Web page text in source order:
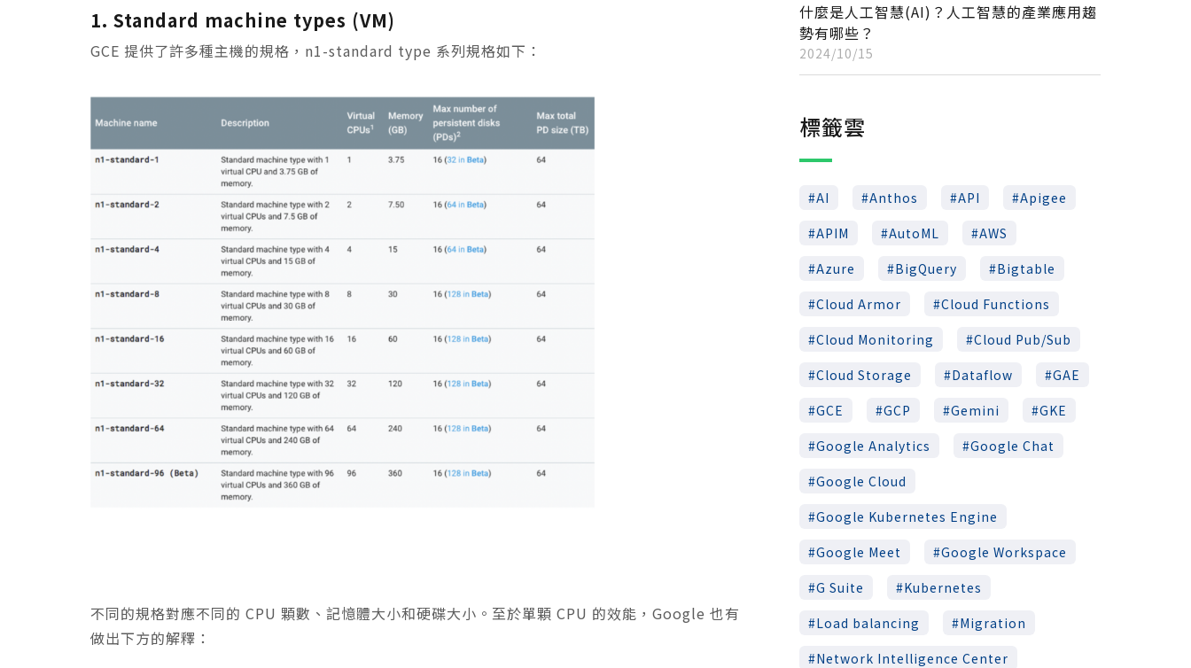
1. Standard machine types (VM)
GCE 提供了許多種主機的規格，n1-standard type 系列規格如下：
不同的規格對應不同的 CPU 顆數、記憶體大小和硬碟大小。至於單顆 CPU 的效能，Google 也有
做出下方的解釋：
什麼是人工智慧(AI)？人工智慧的產業應用趨
勢有哪些？
2024/10/15
標籤雲
AI Anthos API
Apigee
APIM
AutoML
AWS
Azure
BigQuery
Bigtable
Cloud Armor
Cloud Functions
Cloud Monitoring
Cloud Pub/Sub
Cloud Storage
Dataflow
GAE
GCE
GCP Gemini
GKE
Google Analytics
Google Chat
Google Cloud
Google Kubernetes Engine
Google Meet
Google Workspace
G Suite
Kubernetes
Load balancing
Migration
Network Intelligence Center